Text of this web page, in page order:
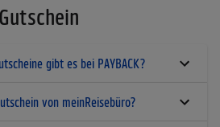
gibt es bei PAYBACK?
von meinReisebüro?